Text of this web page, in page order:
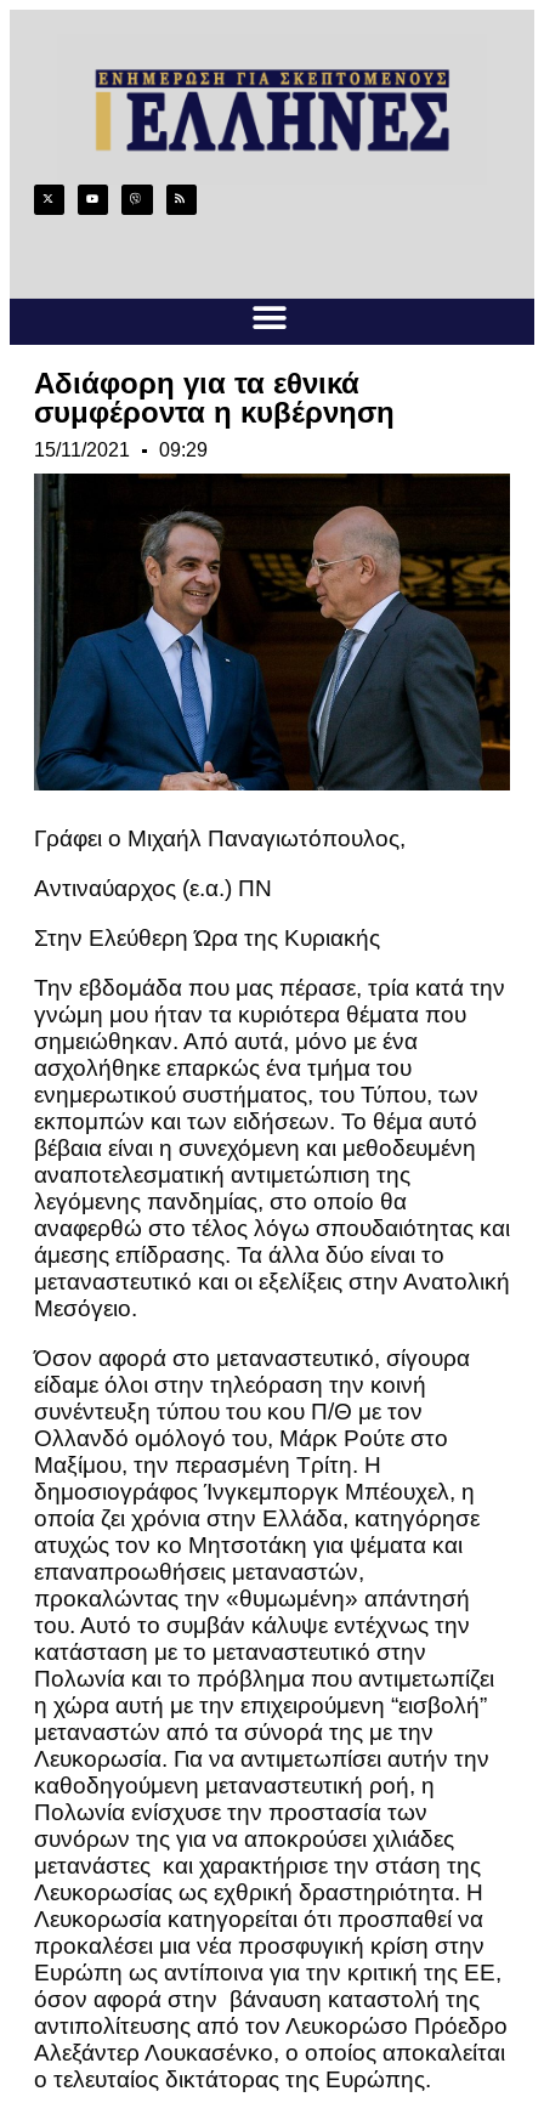
Αδιάφορη για τα εθνικά
συμφέροντα η κυβέρνηση
15/11/2021 09:29
Γράφει ο Μιχαήλ Παναγιωτόπουλος,
Αντιναύαρχος (ε.α.) ΠΝ
Στην Ελεύθερη Ώρα της Κυριακής
Την εβδομάδα που μας πέρασε, τρία κατά την
γνώμη μου ήταν τα κυριότερα θέματα που
σημειώθηκαν. Από αυτά, μόνο με ένα
ασχολήθηκε επαρκώς ένα τμήμα του
ενημερωτικού συστήματος, του Τύπου, των
εκπομπών και των ειδήσεων. Το θέμα αυτό
βέβαια είναι η συνεχόμενη και μεθοδευμένη
αναποτελεσματική αντιμετώπιση της
λεγόμενης πανδημίας, στο οποίο θα
αναφερθώ στο τέλος λόγω σπουδαιότητας και
άμεσης επίδρασης. Τα άλλα δύο είναι το
μεταναστευτικό και οι εξελίξεις στην Ανατολική
Μεσόγειο.
Όσον αφορά στο μεταναστευτικό, σίγουρα
είδαμε όλοι στην τηλεόραση την κοινή
συνέντευξη τύπου του κου Π/Θ με τον
Ολλανδό ομόλογό του, Μάρκ Ρούτε στο
Μαξίμου, την περασμένη Τρίτη. Η
δημοσιογράφος Ίνγκεμποργκ Μπέουχελ, η
οποία ζει χρόνια στην Ελλάδα, κατηγόρησε
ατυχώς τον κο Μητσοτάκη για ψέματα και
επαναπροωθήσεις μεταναστών,
προκαλώντας την «θυμωμένη» απάντησή
του. Αυτό το συμβάν κάλυψε εντέχνως την
κατάσταση με το μεταναστευτικό στην
Πολωνία και το πρόβλημα που αντιμετωπίζει
η χώρα αυτή με την επιχειρούμενη “εισβολή”
μεταναστών από τα σύνορά της με την
Λευκορωσία. Για να αντιμετωπίσει αυτήν την
καθοδηγούμενη μεταναστευτική ροή, η
Πολωνία ενίσχυσε την προστασία των
συνόρων της για να αποκρούσει χιλιάδες
μετανάστες και χαρακτήρισε την στάση της
Λευκορωσίας ως εχθρική δραστηριότητα. Η
Λευκορωσία κατηγορείται ότι προσπαθεί να
προκαλέσει μια νέα προσφυγική κρίση στην
Ευρώπη ως αντίποινα για την κριτική της ΕΕ,
όσον αφορά στην βάναυση καταστολή της
αντιπολίτευσης από τον Λευκορώσο Πρόεδρο
Αλεξάντερ Λουκασένκο, ο οποίος αποκαλείται
ο τελευταίος δικτάτορας της Ευρώπης.